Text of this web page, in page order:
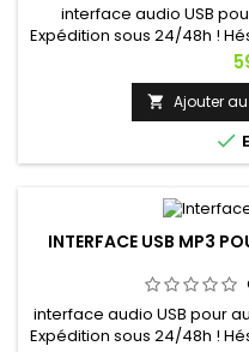
interface audio USB
Expédition sous 24/48h !
avez
 Ajouter

INTERFACE USB MP3
interface audio USB pour
Expédition sous 24/48h !